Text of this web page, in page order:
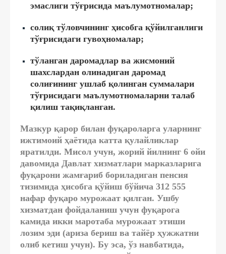
эмаслиги тўғрисида маълумотномалар;
солиқ тўловчининг ҳисобга қўйилганлиги
тўғрисидаги гувоҳномалар;
тўланган даромадлар ва жисмоний
шахслардан олинадиган даромад
солиғининг ушлаб қолинган суммалари
тўғрисидаги маълумотномаларни талаб
қилиш тақиқланган.
Мазкур қарор билан фуқароларга уларнинг
ижтимоий ҳаётида катта қулайликлар
яратилди. Мисол учун, жорий йилнинг 6 ойи
давомида Давлат хизматлари марказларига
фуқарони жамғариб бориладиган пенсия
тизимида ҳисобга қўйиш бўйича 312 555
нафар фуқаро мурожаат қилган. Ушбу
хизматдан фойдаланиш учун фуқарога
камида икки маротаба мурожаат этиши
лозим эди (ариза бериш ва тайёр ҳужжатни
олиб кетиш учун). Бу эса, ўз навбатида,